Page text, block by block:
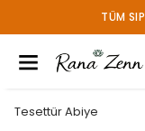
TÜM
Tesettür Abiye